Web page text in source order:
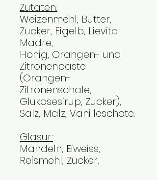
Zutaten:
Weizenmehl, Butter,
Zucker, Eigelb, Lievito
Madre,
Honig, Orangen- und
Zitronenpaste
(Orangen-
Zitronenschale,
Glukosesirup, Zucker),
Salz, Malz, Vanilleschote.
Glasur:
Mandeln, Eiweiss,
Reismehl, Zucker.